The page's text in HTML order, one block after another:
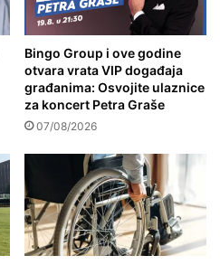
Bingo Group i ove godine
otvara vrata VIP događaja
građanima: Osvojite ulaznice
za koncert Petra Graše
07/08/2026